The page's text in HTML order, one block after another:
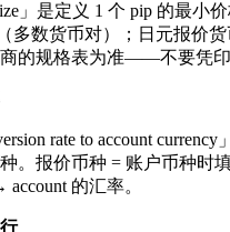
」是定义 1 个 pip 的最小
多数货币对）；日元报价
的规格表为准——不要凭印
rate to account
。报价币种 = 账户币种时
account 的汇率。